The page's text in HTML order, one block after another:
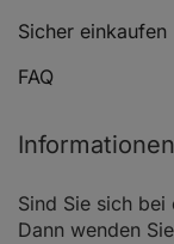
Sicher einkaufen
FAQ
Informationen
Sind Sie sich
Dann wenden